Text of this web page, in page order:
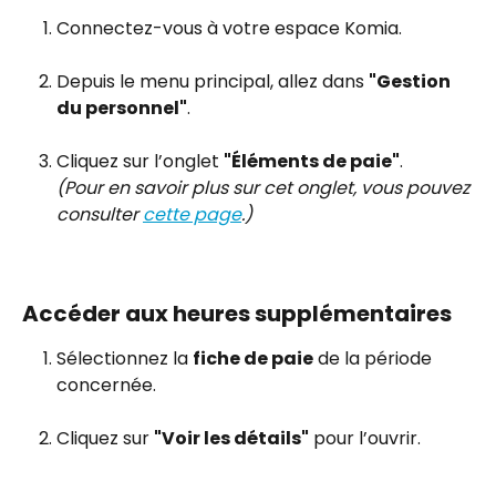
Connectez-vous à votre espace Komia.
Depuis le menu principal, allez dans "Gestion
du personnel".
Cliquez sur l’onglet "Éléments de paie".
(Pour en savoir plus sur cet onglet, vous pouvez
consulter cette page.)
Accéder aux heures supplémentaires
Sélectionnez la fiche de paie de la période
concernée.
Cliquez sur "Voir les détails" pour l’ouvrir.